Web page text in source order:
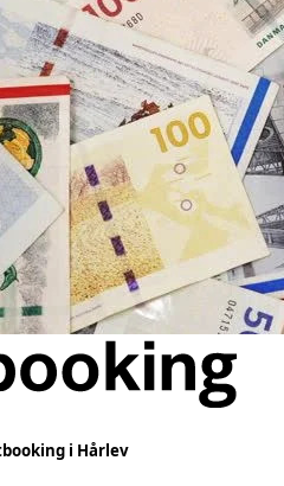
i Hårlev